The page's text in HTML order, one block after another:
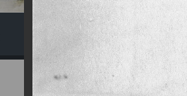
Экскурсия